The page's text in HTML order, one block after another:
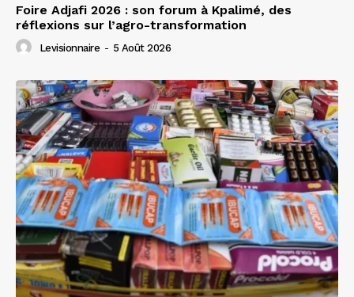
Foire Adjafi 2026 : son forum à Kpalimé, des
réflexions sur l’agro-transformation
Levisionnaire - 5 Août 2026